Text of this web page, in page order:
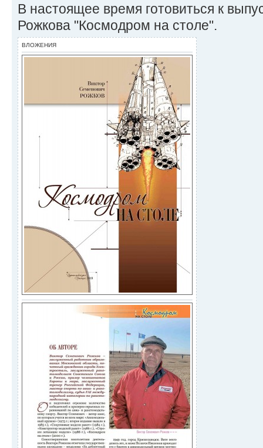
В настоящее время готовиться к
Рожкова "Космодром на столе".
ВЛОЖЕНИЯ